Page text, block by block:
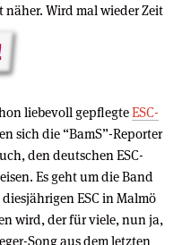
näher. Wird mal wieder Zeit
liebevoll gepflegteESC-
sich die “BamS”-Reporter
den deutschen ESC-
Es geht um die Band
ESC in Malmö
wird, der für viele, nun ja,
Song aus dem letzten